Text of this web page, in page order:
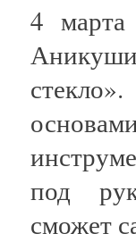
4
под
сможет